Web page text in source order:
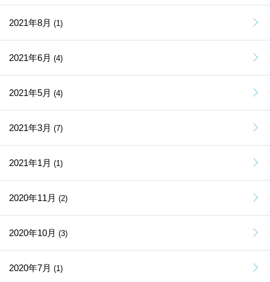
2021年8月 (1)
2021年6月 (4)
2021年5月 (4)
2021年3月 (7)
2021年1月 (1)
2020年11月 (2)
2020年10月 (3)
2020年7月 (1)